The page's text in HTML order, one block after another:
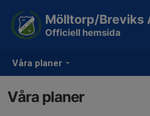
Våra planer
Mölltorp/Breviks
Officiell hemsida
Våra planer